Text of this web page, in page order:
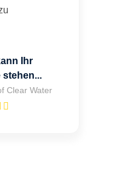
Ihr
stehen...
Clear Water